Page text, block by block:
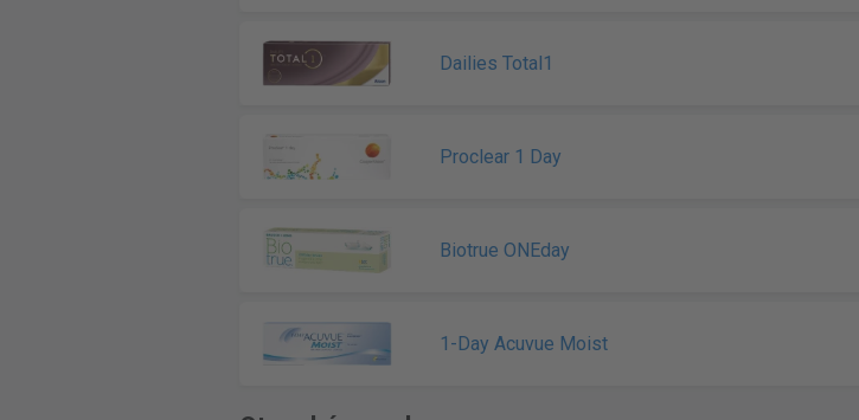
Dailies Total1
Proclear 1 Day
Biotrue ONEday
1-Day Acuvue Moist